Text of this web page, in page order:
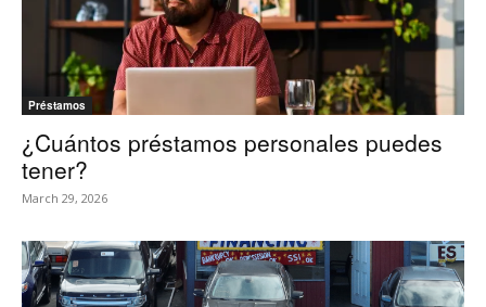
Préstamos
¿Cuántos préstamos personales puedes
tener?
March 29, 2026